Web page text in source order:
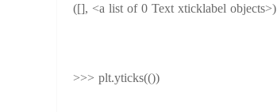
([], <a list of 0 Text xticklabel objects>)
>>> plt.yticks(())